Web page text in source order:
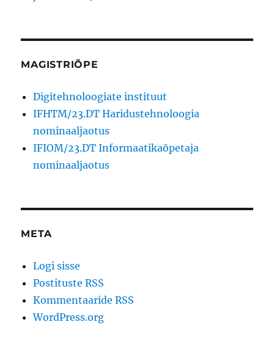
MAGISTRIÕPE
Digitehnoloogiate instituut
IFHTM/23.DT Haridustehnoloogia
nominaaljaotus
IFIOM/23.DT Informaatikaõpetaja
nominaaljaotus
META
Logi sisse
Postituste RSS
Kommentaaride RSS
WordPress.org